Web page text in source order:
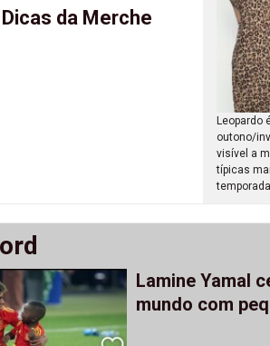
Dicas da Merche
Leopardo
outono/
visível a
típicas
Lamine Yamal
mundo com